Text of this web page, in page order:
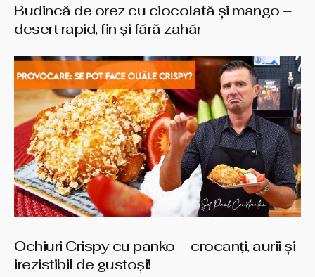
Budincă de orez cu ciocolată și mango –
desert rapid, fin și fără zahăr
Ochiuri Crispy cu panko – crocanți, aurii și
irezistibil de gustoși!